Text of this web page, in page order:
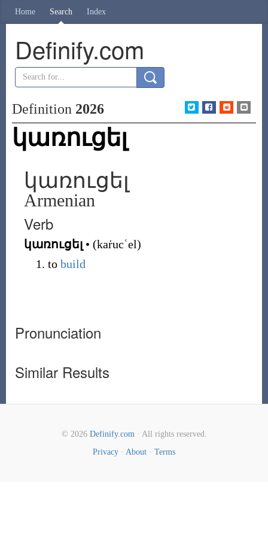
Home Search Index
Definify.com
Definition 2026
կառուցել
կառուցել
Armenian
Verb
կառուցել • (kaṙucʿel)
to build
Pronunciation
Similar Results
© 2026 Definify.com· All rights reserved.
Privacy · About · Terms